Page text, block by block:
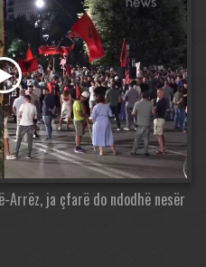
Arrëz, ja çfarë do ndodhë nesër